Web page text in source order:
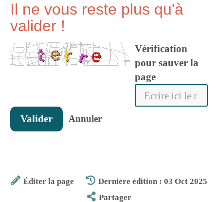
Il ne vous reste plus qu'à
valider !
Vérification
pour sauver la
page
Valider Annuler
Éditer la page
Dernière édition : 03 Oct 2025
Partager